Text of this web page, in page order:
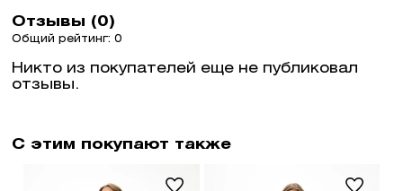
Отзывы (0)
Общий рейтинг: 0
Никто из покупателей еще не публиковал
отзывы.
С этим покупают также